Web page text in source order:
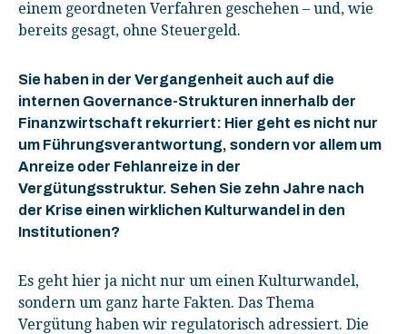
einem geordneten Verfahren geschehen – und, wie
bereits gesagt, ohne Steuergeld.
Sie haben in der Vergangenheit auch auf die
internen Governance-Strukturen innerhalb der
Finanzwirtschaft rekurriert: Hier geht es nicht nur
um Führungsverantwortung, sondern vor allem um
Anreize oder Fehlanreize in der
Vergütungsstruktur. Sehen Sie zehn Jahre nach
der Krise einen wirklichen Kulturwandel in den
Institutionen?
Es geht hier ja nicht nur um einen Kulturwandel,
sondern um ganz harte Fakten. Das Thema
Vergütung haben wir regulatorisch adressiert. Die